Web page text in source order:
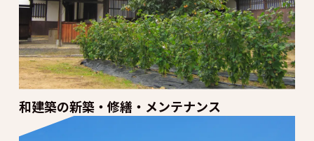
和建築の新築・修繕・メンテナンス